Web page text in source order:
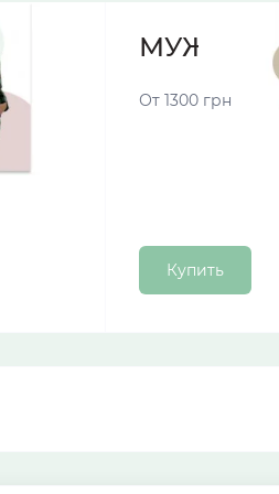
короткими ворсинками,
От 1300 грн
Купить